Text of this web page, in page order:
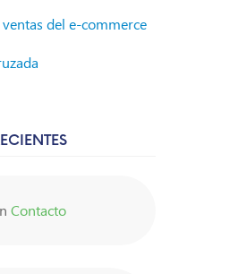
del e-commerce
Contacto